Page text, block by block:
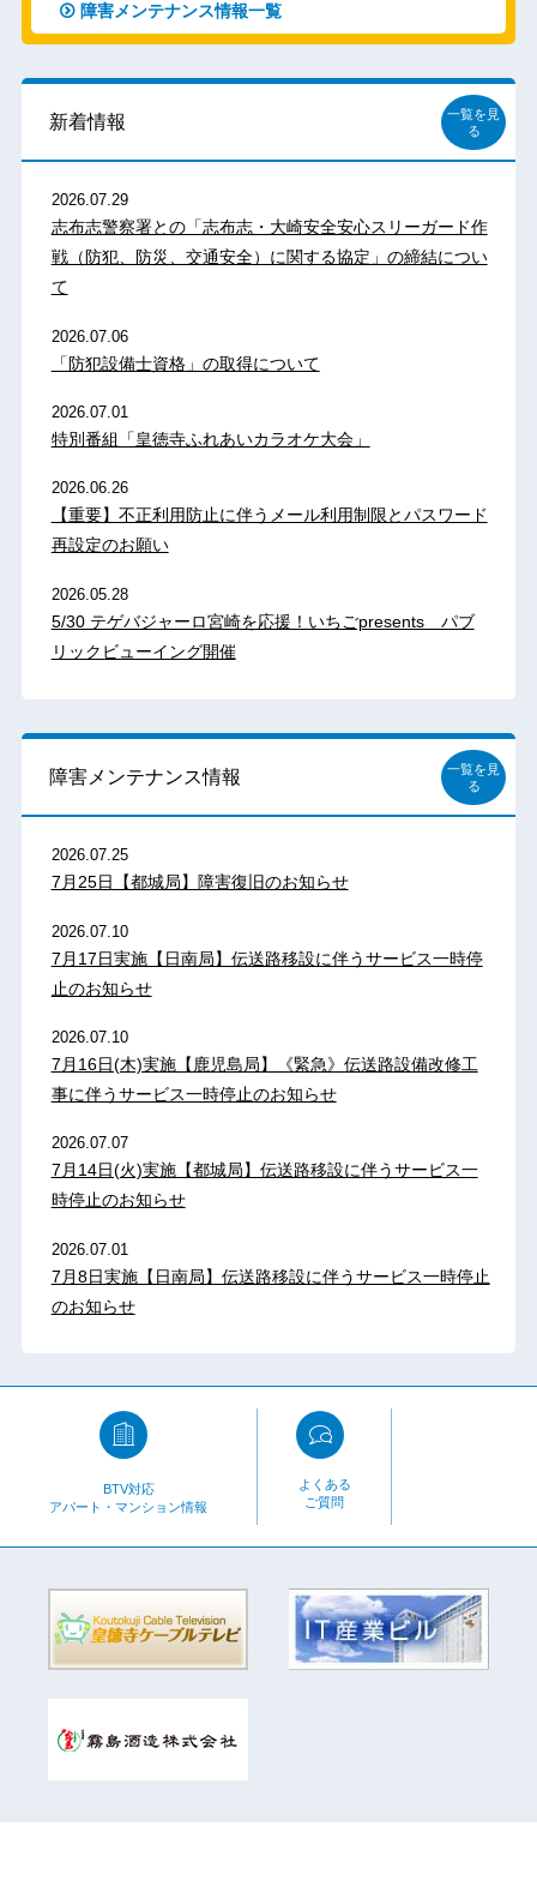
障害メンテナンス情報一覧
新着情報
一覧を見
る
2026.07.29
志布志警察署との「志布志・大崎安全安心スリーガード作
戦（防犯、防災、交通安全）に関する協定」の締結につい
て
2026.07.06
「防犯設備士資格」の取得について
2026.07.01
特別番組「皇徳寺ふれあいカラオケ大会」
2026.06.26
【重要】不正利用防止に伴うメール利用制限とパスワード
再設定のお願い
2026.05.28
5/30 テゲバジャーロ宮崎を応援！いちごpresents パブ
リックビューイング開催
障害メンテナンス情報
一覧を見
る
2026.07.25
7月25日【都城局】障害復旧のお知らせ
2026.07.10
7月17日実施【日南局】伝送路移設に伴うサービス一時停
止のお知らせ
2026.07.10
7月16日(木)実施【鹿児島局】《緊急》伝送路設備改修工
事に伴うサービス一時停止のお知らせ
2026.07.07
7月14日(火)実施【都城局】伝送路移設に伴うサービス一
時停止のお知らせ
2026.07.01
7月8日実施【日南局】伝送路移設に伴うサービス一時停止
のお知らせ
BTV対応
アパート・マンション情報
よくある
ご質問